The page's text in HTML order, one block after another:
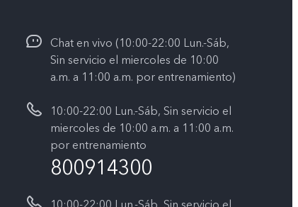
Chat en vivo (10:00-22:00 Lun.-Sáb,
Sin servicio el miercoles de 10:00
a.m. a 11:00 a.m. por entrenamiento)
10:00-22:00 Lun.-Sáb, Sin servicio el
miercoles de 10:00 a.m. a 11:00 a.m.
por entrenamiento
800914300